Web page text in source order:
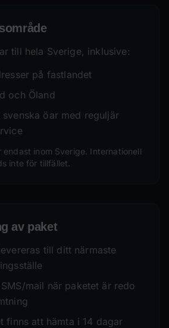
till hela Sverige, inklusive:
på fastlandet
och Öland
svenska öar med reguljär
endast inom Sverige. Internationell
inte för tillfället.
av paket
till ditt närmaste
mail när paketet är redo
finns att hämta i 14 dagar